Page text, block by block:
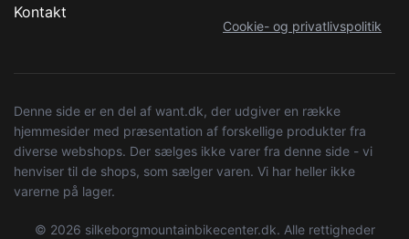
Kontakt
Cookie- og privatlivspolitik
Denne side er en del af want.dk, der udgiver en række
hjemmesider med præsentation af forskellige produkter fra
diverse webshops. Der sælges ikke varer fra denne side - vi
henviser til de shops, som sælger varen. Vi har heller ikke
varerne på lager.
© 2026 silkeborgmountainbikecenter.dk. Alle rettigheder